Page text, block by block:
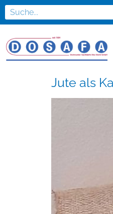
Jute als